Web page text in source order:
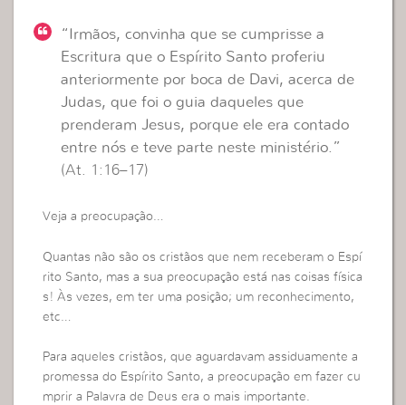
“Irmãos, convinha que se cumprisse a
Escritura que o Espírito Santo proferiu
anteriormente por boca de Davi, acerca de
Judas, que foi o guia daqueles que
prenderam Jesus, porque ele era contado
entre nós e teve parte neste ministério.”
(At. 1:16–17)
Veja a preocupação…
Quantas não são os cristãos que nem receberam o Espí
rito Santo, mas a sua preocupação está nas coisas física
s! Às vezes, em ter uma posição; um reconhecimento,
etc…
Para aqueles cristãos, que aguardavam assiduamente a
promessa do Espírito Santo, a preocupação em fazer cu
mprir a Palavra de Deus era o mais importante.